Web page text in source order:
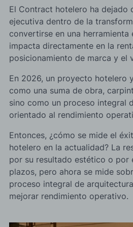
El Contract hotelero ha dejado
ejecutiva dentro de la
convertirse en una herramienta
impacta directamente en la
posicionamiento de marca y el
En 2026, un proyecto hotelero
como una suma de obra,
sino como un proceso integral
orientado al rendimiento
Entonces, ¿cómo se mide el
hotelero en la actualidad? La
por su resultado estético o por
plazos, pero ahora se mide
proceso integral de
mejorar rendimiento operativo.